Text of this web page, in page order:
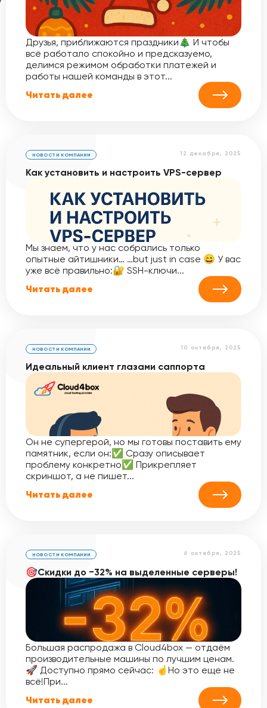
Друзья, приближаются праздники🎄 И чтобы
всё работало спокойно и предсказуемо,
делимся режимом обработки платежей и
работы нашей команды в этот...
Читать далее
12 декабря, 2025
НОВОСТИ КОМПАНИИ
Как установить и настроить VPS-сервер
Мы знаем, что у нас собрались только
опытные айтишники… …but just in case 😄 У вас
уже всё правильно:🔐 SSH-ключи...
Читать далее
10 октября, 2025
НОВОСТИ КОМПАНИИ
Идеальный клиент глазами саппорта
Он не супергерой, но мы готовы поставить ему
памятник, если он:✅ Сразу описывает
проблему конкретно✅ Прикрепляет
скриншот, а не пишет...
Читать далее
6 октября, 2025
НОВОСТИ КОМПАНИИ
🎯Скидки до −32% на выделенные серверы!
Большая распродажа в Cloud4box — отдаём
производительные машины по лучшим ценам.
🚀 Доступно прямо сейчас: ☝️Но это еще не
всё!При...
Читать далее